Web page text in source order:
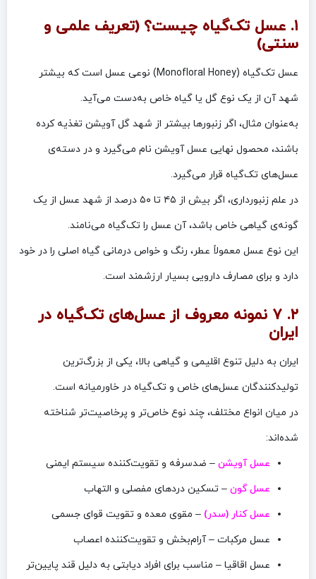
۱. عسل تک‌گیاه چیست؟ (تعریف علمی و
سنتی)
عسل تک‌گیاه (Monofloral Honey) نوعی عسل است که بیشتر
شهد آن از یک نوع گل یا گیاه خاص به‌دست می‌آید.
به‌عنوان مثال، اگر زنبورها بیشتر از شهد گل آویشن تغذیه کرده
باشند، محصول نهایی عسل آویشن نام می‌گیرد و در دسته‌ی
عسل‌های تک‌گیاه قرار می‌گیرد.
در علم زنبورداری، اگر بیش از ۴۵ تا ۵۰ درصد از شهد عسل از یک
گونه‌ی گیاهی خاص باشد، آن عسل را تک‌گیاه می‌نامند.
این نوع عسل معمولاً عطر، رنگ و خواص درمانی گیاه اصلی را در خود
دارد و برای مصارف دارویی بسیار ارزشمند است.
۲. ۷ نمونه معروف از عسل‌های تک‌گیاه در
ایران
ایران به دلیل تنوع اقلیمی و گیاهی بالا، یکی از بزرگ‌ترین
تولیدکنندگان عسل‌های خاص و تک‌گیاه در خاورمیانه است.
در میان انواع مختلف، چند نوع خاص‌تر و پرخاصیت‌تر شناخته
شده‌اند:
عسل آویشن – ضدسرفه و تقویت‌کننده سیستم ایمنی
عسل گون – تسکین دردهای مفصلی و التهاب
عسل کنار (سدر) – مقوی معده و تقویت قوای جسمی
عسل مرکبات – آرام‌بخش و تقویت‌کننده اعصاب
عسل اقاقیا – مناسب برای افراد دیابتی به دلیل قند پایین‌تر